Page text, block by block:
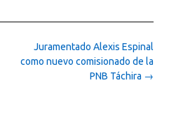
Juramentado Alexis Espinal
como nuevo comisionado de la
PNB Táchira →